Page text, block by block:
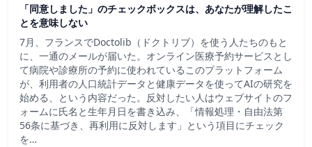
「同意しました」のチェックボックスは、あなたが理解したこ
とを意味しない
7月、フランスでDoctolib（ドクトリブ）を使う人たちのもと
に、一通のメールが届いた。オンライン医療予約サービスとし
て病院や診療所の予約に使われているこのプラットフォーム
が、利用者の人口統計データと健康データを使ってAIの研究を
始める、という内容だった。反対したい人はウェブサイトのフ
ォームに氏名と生年月日を書き込み、「情報処理・自由法第
56条に基づき、再利用に反対します」という項目にチェック
を…